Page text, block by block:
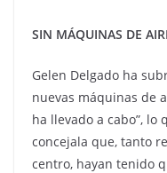
SIN MÁQUINAS DE
Gelen Delgado ha
nuevas máquinas de
ha llevado a cabo”, lo
concejala que, tanto
centro, hayan tenido